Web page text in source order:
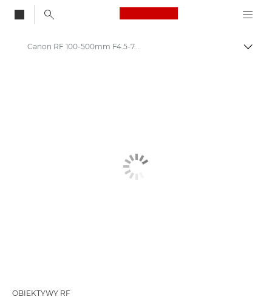
Canon Logo, back
Canon RF 100-500mm F4.5-7.1 L IS USM
OBIEKTYWY RF